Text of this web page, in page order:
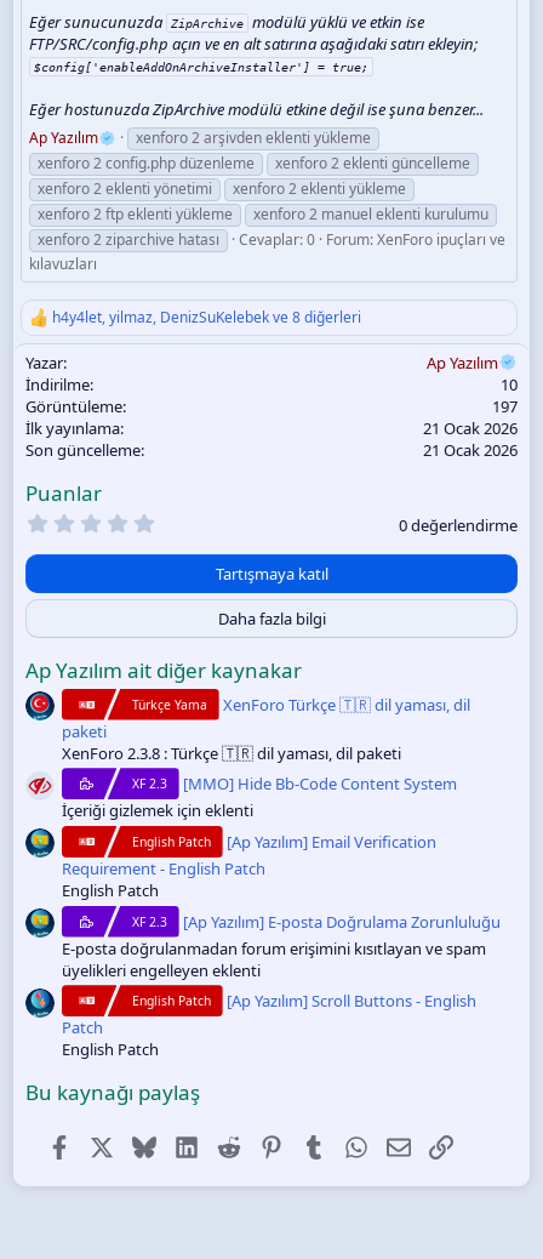
Eğer sunucunuzda ZipArchive modülü yüklü ve etkin ise
FTP/SRC/config.php açın ve en alt satırına aşağıdaki satırı ekleyin;
$config['enableAddOnArchiveInstaller'] = true;
Eğer hostunuzda ZipArchive modülü etkine değil ise şuna benzer...
Ap Yazılım
xenforo 2 arşivden eklenti yükleme
xenforo 2 config.php düzenleme
xenforo 2 eklenti güncelleme
xenforo 2 eklenti yönetimi
xenforo 2 eklenti yükleme
xenforo 2 ftp eklenti yükleme
xenforo 2 manuel eklenti kurulumu
xenforo 2 ziparchive hatası
Cevaplar: 0 Forum:XenForo ipuçları ve
kılavuzları
T
e
p
k
i
l
e
r
h4y4let,yilmaz, DenizSuKelebekve 8 diğerleri
Yazar
Ap Yazılım
İndirilme
10
Görüntüleme
197
İlk yayınlama
21 Ocak 2026
Son güncelleme
21 Ocak 2026
Puanlar
0
y
l
ı
z
0 değerlendirme
Tartışmaya katıl
Daha fazla bilgi
Ap Yazılım ait diğer kaynakar
Türkçe Yama
XenForo Türkçe 🇹🇷 dil yaması, dil
paketi
XenForo 2.3.8 : Türkçe 🇹🇷 dil yaması, dil paketi
XF 2.3
[MMO] Hide Bb-Code Content System
İçeriği gizlemek için eklenti
English Patch
[Ap Yazılım] Email Verification
Requirement - English Patch
English Patch
XF 2.3
[Ap Yazılım] E-posta Doğrulama Zorunluluğu
E-posta doğrulanmadan forum erişimini kısıtlayan ve spam
üyelikleri engelleyen eklenti
English Patch
[Ap Yazılım] Scroll Buttons - English
Patch
English Patch
Bu kaynağı paylaş
FacebookX (Twitter)
BlueskyLinkedIn
Reddit PinterestTumblr WhatsApp
E-postaLink